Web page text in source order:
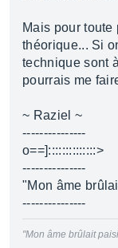
Mais pour
théorique... Si
technique sont
pourrais me
~ Raziel ~
---------------
o==]::::::::::::::>
---------------
"Mon âme
---------------
"Mon âme brûlait